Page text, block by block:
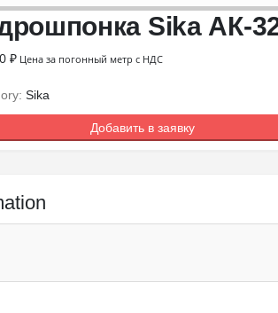
Sika АК-
₽Цена за погонный метр с НДС
Sika
Добавить в заявку